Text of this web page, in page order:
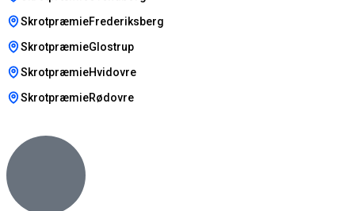
SkrotpræmieFrederiksberg
SkrotpræmieGlostrup
SkrotpræmieHvidovre
SkrotpræmieRødovre